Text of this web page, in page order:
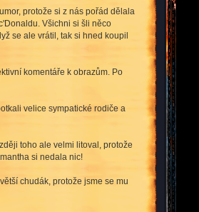
protože si z nás pořád dělala
Všichni si šli něco
se ale vrátil, tak si hned koupil
komentáře k obrazům. Po
velice sympatické rodiče a
toho ale velmi litoval, protože
si nedala nic!
chudák, protože jsme se mu